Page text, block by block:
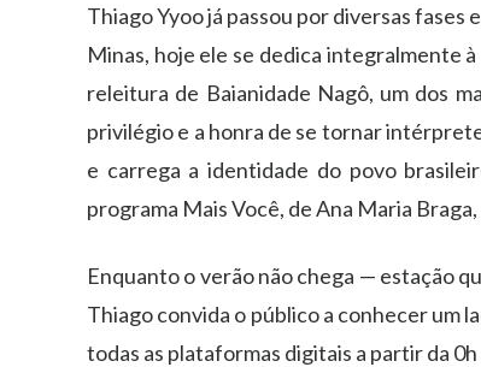
Thiago Yyoo já passou por diversas
Minas, hoje ele se dedica integralmente
releitura de Baianidade Nagô, um dos
privilégio e a honra de se tornar
e carrega a identidade do povo
programa Mais Você, de Ana Maria
Enquanto o verão não chega — estação
Thiago convida o público a conhecer um
todas as plataformas digitais a partir da 0h